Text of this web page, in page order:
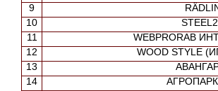
9
10
11
WEBPRORAB
12
WOOD STYLE
13
14